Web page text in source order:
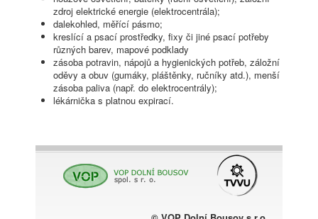
zdroj elektrické energie (elektrocentrála);
dalekohled, měřící pásmo;
kreslící a psací prostředky, fixy či jiné psací potřeby
různých barev, mapové podklady
zásoba potravin, nápojů a hygienických potřeb, záložní
oděvy a obuv (gumáky, pláštěnky, ručníky atd.), menší
zásoba paliva (např. do elektrocentrály);
lékárnička s platnou expirací.